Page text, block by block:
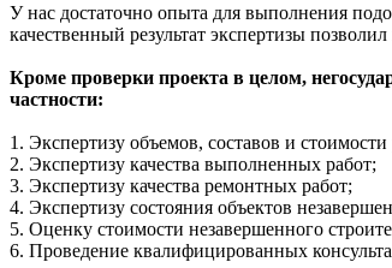
У нас достаточно опыта для выполнения
качественный результат экспертизы
Кроме проверки проекта в целом,
частности:
1. Экспертизу объемов, составов и
2. Экспертизу качества выполненных работ;
3. Экспертизу качества ремонтных работ;
4. Экспертизу состояния объектов
5. Оценку стоимости незавершенного
6. Проведение квалифицированных